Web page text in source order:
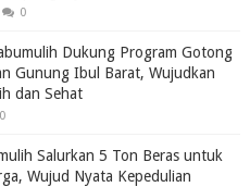
0
Dukung Program Gotong
Gunung Ibul Barat, Wujudkan
dan Sehat
0
Salurkan 5 Ton Beras untuk
Wujud Nyata Kepedulian